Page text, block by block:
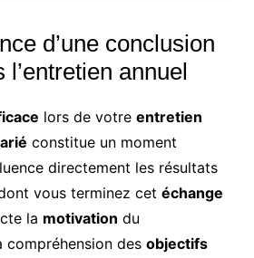
d’une conclusion
l’entretien annuel
lors de votre entretien
constitue un moment
directement les résultats
vous terminez cet échange
la motivation du
des objectifs